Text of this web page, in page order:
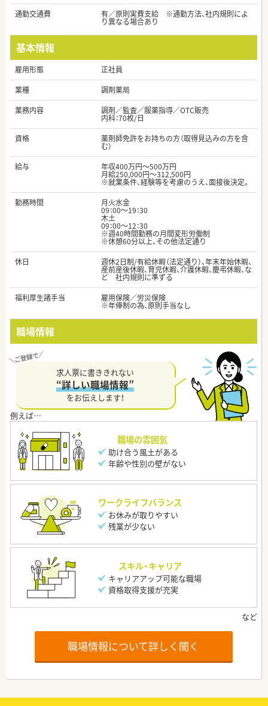
通勤交通費
有／原則実費支給 ※通勤方法、社内規則によ
り異なる場合あり
基本情報
雇用形態
正社員
業種
調剤薬局
業務内容
調剤／監査／服薬指導／OTC販売
内科：70枚/日
資格
薬剤師免許をお持ちの方（取得見込みの方を含
む）
給与
年収400万円～500万円
月給250,000円～312,500円
※就業条件、経験等を考慮のうえ、面接後決定。
勤務時間
月火水金
09：00～19：30
木土
09：00～12：30
※週40時間勤務の月間変形労働制
※休憩60分以上、その他法定通り
休日
週休2日制/有給休暇（法定通り）、年末年始休暇、
産前産後休暇、育児休暇、介護休暇、慶弔休暇、な
ど 社内規則に準ずる
福利厚生諸手当
雇用保険／労災保険
※年俸制の為、原則手当なし
職場情報
求人票に書ききれない
“詳しい職場情報”
をお伝えします！
職場の雰囲気
助け合う風土がある
年齢や性別の壁がない
ワークライフバランス
お休みが取りやすい
残業が少ない
スキル・キャリア
キャリアアップ可能な職場
資格取得支援が充実
職場情報について詳しく聞く